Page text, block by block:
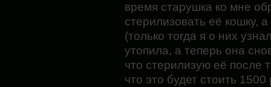
время старушка ко мне
стерилизовать её кошку,
(только тогда я о них
утопила, а теперь она
что стерилизую её после
что это будет стоить